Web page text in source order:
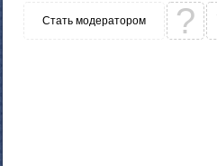
Стать модератором ?